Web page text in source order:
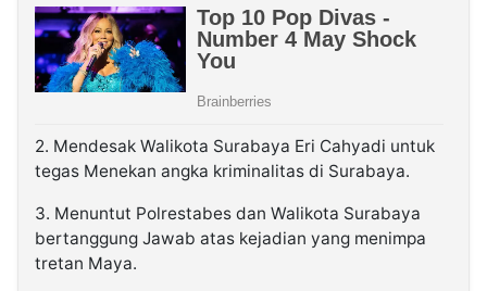
2. Mendesak Walikota Surabaya Eri Cahyadi untuk
tegas Menekan angka kriminalitas di Surabaya.
3. Menuntut Polrestabes dan Walikota Surabaya
bertanggung Jawab atas kejadian yang menimpa
tretan Maya.